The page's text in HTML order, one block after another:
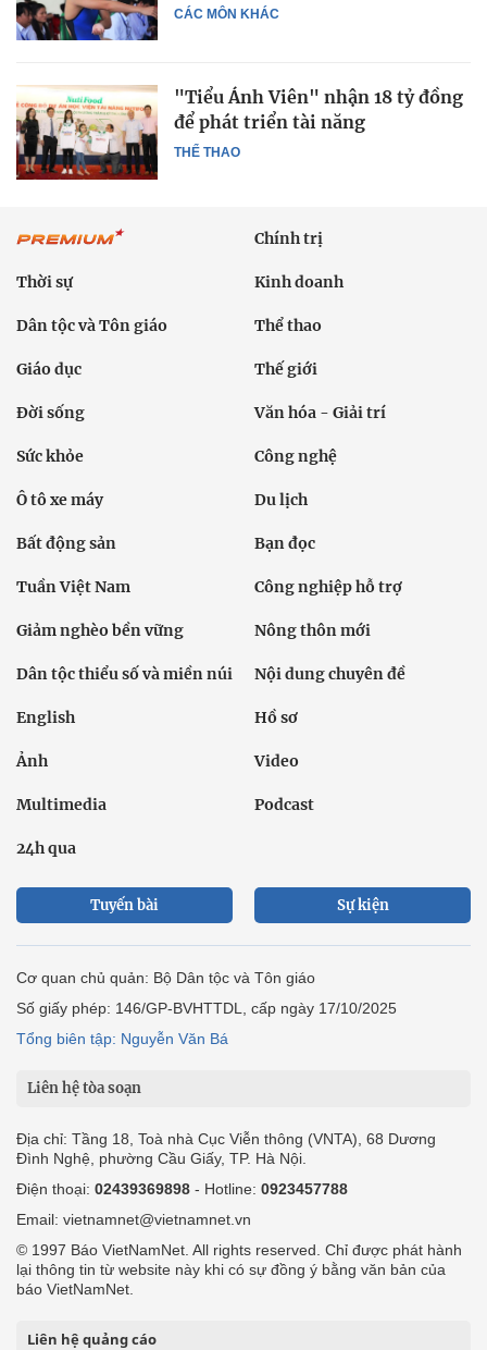
CÁC MÔN KHÁC
THỂ THAO
"Tiểu Ánh Viên" nhận 18 tỷ đồng
để phát triển tài năng
Chính trị
Thời sự Kinh doanh
Dân tộc và Tôn giáo Thể thao
Giáo dục Thế giới
Đời sống Văn hóa - Giải trí
Sức khỏe Công nghệ
Ô tô xe máy Du lịch
Bất động sản Bạn đọc
Tuần Việt Nam Công nghiệp hỗ trợ
Giảm nghèo bền vững Nông thôn mới
Dân tộc thiểu số và miền núi Nội dung chuyên đề
English Hồ sơ
Ảnh Video
Multimedia Podcast
24h qua
Tuyến bài Sự kiện
Cơ quan chủ quản: Bộ Dân tộc và Tôn giáo
Số giấy phép: 146/GP-BVHTTDL, cấp ngày 17/10/2025
Tổng biên tập: Nguyễn Văn Bá
Liên hệ tòa soạn
Địa chỉ: Tầng 18, Toà nhà Cục Viễn thông (VNTA), 68 Dương
Đình Nghệ, phường Cầu Giấy, TP. Hà Nội.
Điện thoại: 02439369898 - Hotline: 0923457788
Email: vietnamnet@vietnamnet.vn
© 1997 Báo VietNamNet. All rights reserved. Chỉ được phát hành
lại thông tin từ website này khi có sự đồng ý bằng văn bản của
báo VietNamNet.
Liên hệ quảng cáo